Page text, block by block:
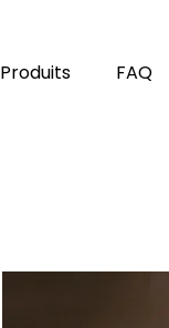
Produits FAQ